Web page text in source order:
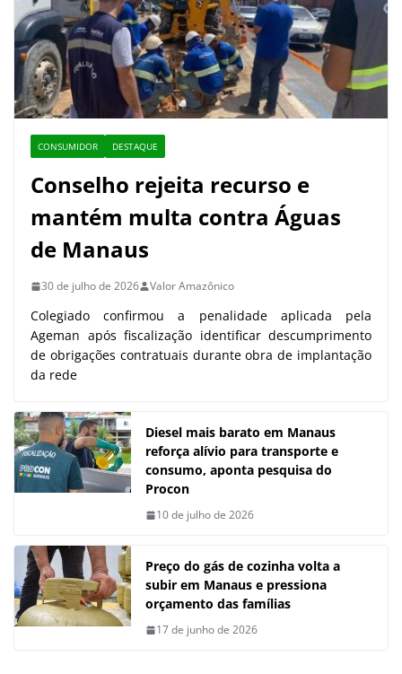
CONSUMIDOR DESTAQUE
Conselho rejeita recurso e
mantém multa contra Águas
de Manaus
30 de julho de 2026 Valor Amazônico
Colegiado confirmou a penalidade aplicada pela
Ageman após fiscalização identificar descumprimento
de obrigações contratuais durante obra de implantação
da rede
Diesel mais barato em Manaus
reforça alívio para transporte e
consumo, aponta pesquisa do
Procon
10 de julho de 2026
Preço do gás de cozinha volta a
subir em Manaus e pressiona
orçamento das famílias
17 de junho de 2026